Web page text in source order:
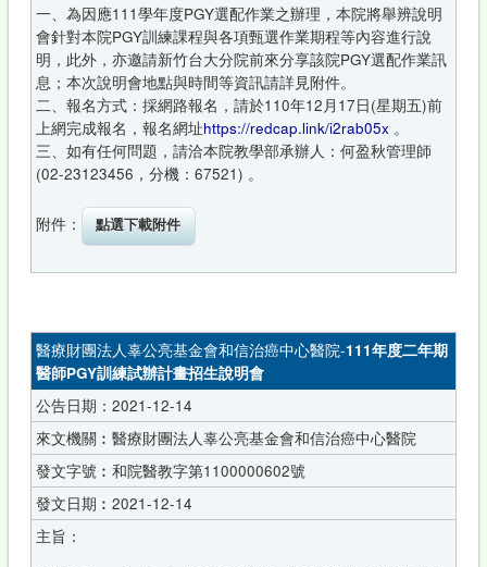
一、為因應111學年度PGY選配作業之辦理，本院將舉辨說明
會針對本院PGY訓練課程與各項甄選作業期程等內容進行說
明，此外，亦邀請新竹台大分院前來分享該院PGY選配作業訊
息；本次說明會地點與時間等資訊請詳見附件。
二、報名方式：採網路報名，請於110年12月17日(星期五)前
上網完成報名，報名網址https://redcap.link/i2rab05x。
三、如有任何問題，請洽本院教學部承辦人：何盈秋管理師
(02-23123456，分機：67521) 。
附件：
醫療財團法人辜公亮基金會和信治癌中心醫院-111年度二年期
醫師PGY訓練試辦計畫招生說明會
公告日期：2021-12-14
來文機關︰醫療財團法人辜公亮基金會和信治癌中心醫院
發文字號︰和院醫教字第1100000602號
發文日期︰2021-12-14
主旨：